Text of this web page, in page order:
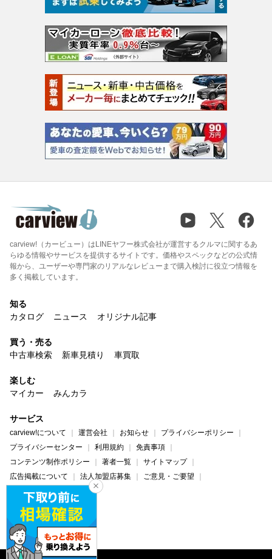
carview!（カービュー）はLINEヤフー株式会社が運営するクルマに関するあ
らゆる情報やサービスを提供するサイトです。価格やスペックなどの公式情
報から、ユーザーや専門家のリアルなレビューまで購入検討に役立つ情報を
多く掲載しています。
知る
カタログ
ニュース オリジナル記事
買う・売る
中古車検索
新車見積り 車買取
楽しむ
マイカー
みんカラ
サービス
carview!について 運営会社 お知らせ
プライバシーポリシー
プライバシーセンター
利用規約
免責事項
コンテンツ制作ポリシー
著者一覧
サイトマップ
広告掲載について
法人加盟店募集
ご意見・ご要望
ヘルプ・お問い合わせ
carview! Yahoo! JAPAN